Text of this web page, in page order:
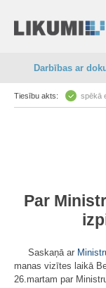
Darbības ar
Tiesību akts: spēkā
Par
Saskaņā ar
manas vizītes laikā
26.martam par